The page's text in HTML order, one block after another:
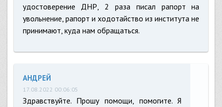
удостоверение ДНР, 2 раза писал рапорт на
увольнение, рапорт и ходотайство из института не
принимают, куда нам обращаться.
АНДРЕЙ
17.08.2022 00:06:05
Здравствуйте. Прошу помощи, помогите. Я